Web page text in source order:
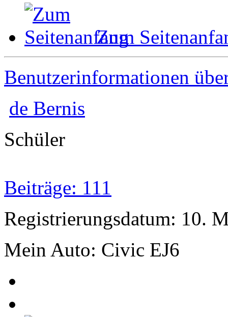
Zum
Benutzerinformationen
de Bernis
Schüler
Beiträge: 111
Registrierungsdatum: 10.
Mein Auto: Civic EJ6